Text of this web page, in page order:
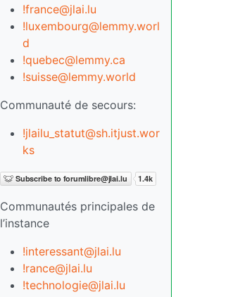
!france@jlai.lu
!luxembourg@lemmy.worl
d
!quebec@lemmy.ca
!suisse@lemmy.world
Communauté de secours:
!jlailu_statut@sh.itjust.wor
ks
Communautés principales de
l’instance
!interessant@jlai.lu
!rance@jlai.lu
!technologie@jlai.lu